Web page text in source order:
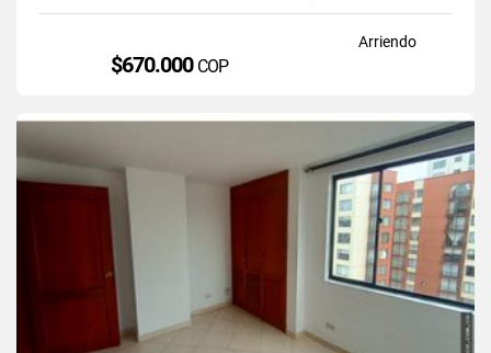
Arriendo
$670.000 COP